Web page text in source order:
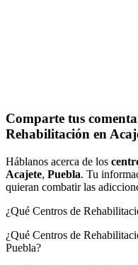
Comparte tus
Rehabilitación en
Háblanos acerca de los
Acajete, Puebla. Tu
quieran combatir las
¿Qué Centros de
¿Qué Centros de
Puebla?